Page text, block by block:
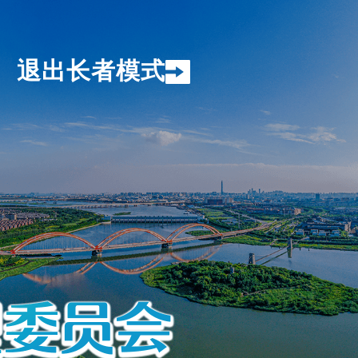
退出长者模式